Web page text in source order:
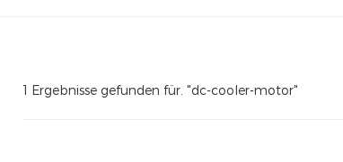
1 Ergebnisse gefunden für. "dc-cooler-motor"